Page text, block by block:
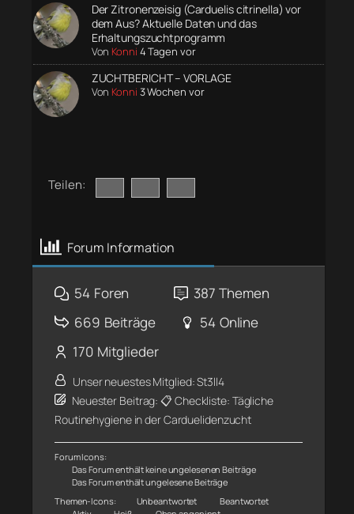
Der Zitronenzeisig (Carduelis citrinella) vor
dem Aus? Aktuelle Daten und das
Erhaltungszuchtprogramm
Von Konni 4 Tagen vor
ZUCHTBERICHT – VORLAGE
Von Konni 3 Wochen vor
Teilen:
Forum Information
54 Foren 387 Themen
669 Beiträge 54 Online
170 Mitglieder
Unser neuestes Mitglied:St3ll4
Neuester Beitrag:📋 Checkliste: Tägliche
Routinehygiene in der Carduelidenzucht
Forum Icons:
Das Forum enthält keine ungelesenen Beiträge
Das Forum enthält ungelesene Beiträge
Themen-Icons:
Unbeantwortet
Beantwortet